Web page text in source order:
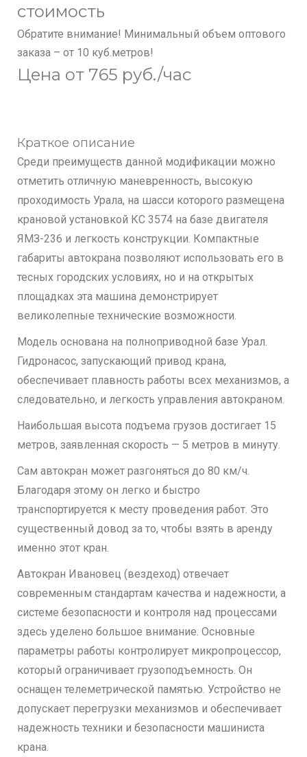
стоимость
Обратите внимание! Минимальный объем оптового
заказа – от 10 куб.метров!
Цена от 765 руб./час
Краткое описание
Среди преимуществ данной модификации можно
отметить отличную маневренность, высокую
проходимость Урала, на шасси которого размещена
крановой установкой КС 3574 на базе двигателя
ЯМЗ-236 и легкость конструкции. Компактные
габариты автокрана позволяют использовать его в
тесных городских условиях, но и на открытых
площадках эта машина демонстрирует
великолепные технические возможности.
Модель основана на полноприводной базе Урал.
Гидронасос, запускающий привод крана,
обеспечивает плавность работы всех механизмов, а
следовательно, и легкость управления автокраном.
Наибольшая высота подъема грузов достигает 15
метров, заявленная скорость — 5 метров в минуту.
Сам автокран может разгоняться до 80 км/ч.
Благодаря этому он легко и быстро
транспортируется к месту проведения работ. Это
существенный довод за то, чтобы взять в аренду
именно этот кран.
Автокран Ивановец (вездеход) отвечает
современным стандартам качества и надежности, а
системе безопасности и контроля над процессами
здесь уделено большое внимание. Основные
параметры работы контролирует микропроцессор,
который ограничивает грузоподъемность. Он
оснащен телеметрической памятью. Устройство не
допускает перегрузки механизмов и обеспечивает
надежность техники и безопасности машиниста
крана.